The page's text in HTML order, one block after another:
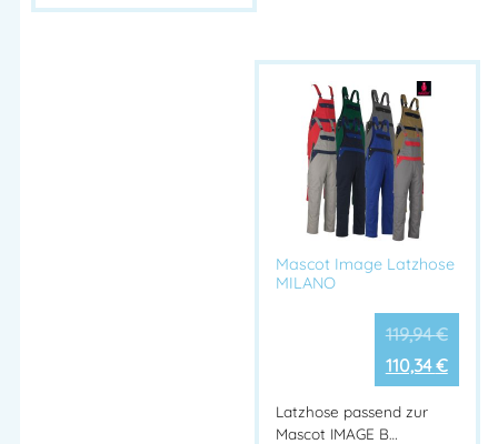
Mascot Image Latzhose
MILANO
119,94€
110,34€
Latzhose passend zur
Mascot IMAGE B…